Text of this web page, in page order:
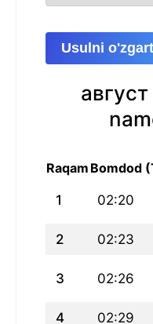
Usulni
Raqam Bomdod
1 02:20
2 02:23
3 02:26
4 02:29